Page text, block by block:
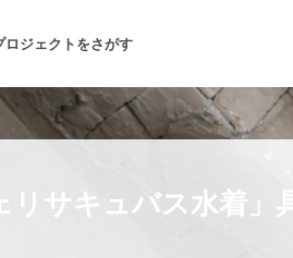
ロジェクトをさがす
もうすぐ公開され
サキュバス水着」